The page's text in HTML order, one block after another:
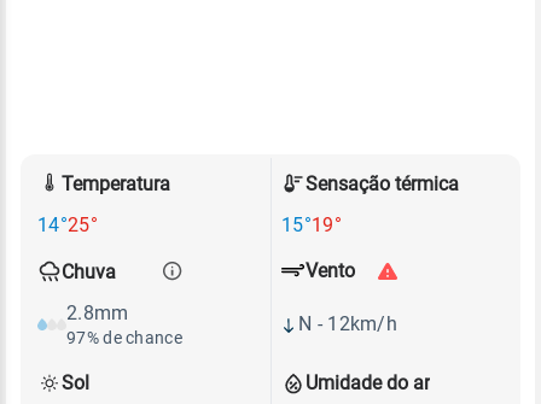
Temperatura
14°25°
Sensação térmica
15°19°
Chuva
2.8mm
97% de chance
Umidade do ar
Vento
N - 12km/h
Sol